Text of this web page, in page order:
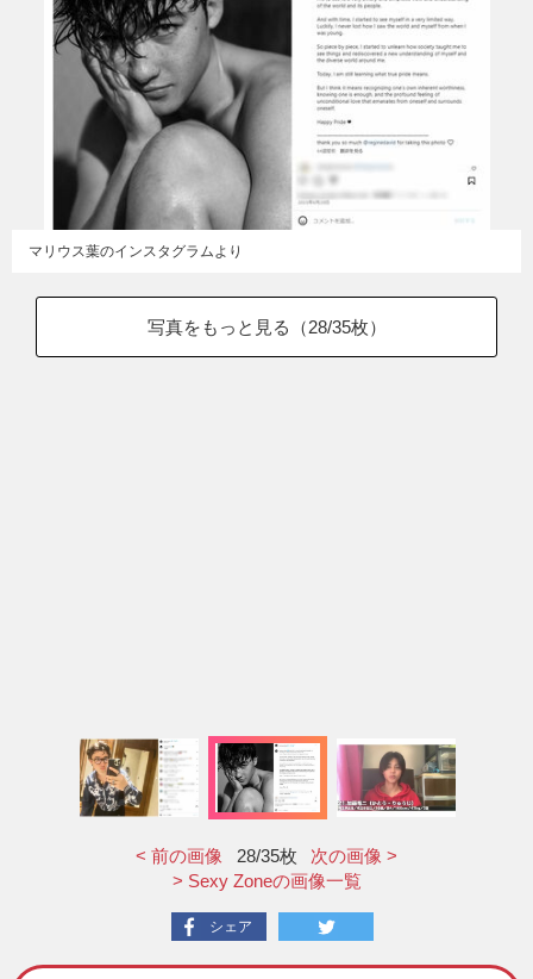
マリウス葉のインスタグラムより
写真をもっと見る（28/35枚）
< 前の画像 28/35枚
次の画像 >
> Sexy Zoneの画像一覧
シェア